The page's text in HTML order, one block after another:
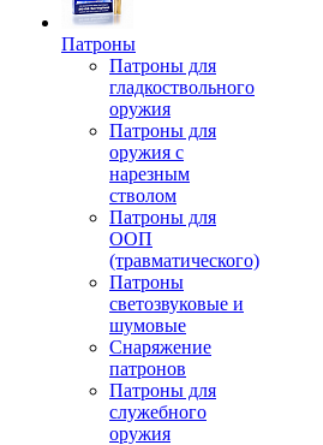
Патроны
Патроны для
гладкоствольного
оружия
Патроны для
оружия с
нарезным
стволом
Патроны для
ООП
(травматического)
Патроны
светозвуковые и
шумовые
Снаряжение
патронов
Патроны для
служебного
оружия